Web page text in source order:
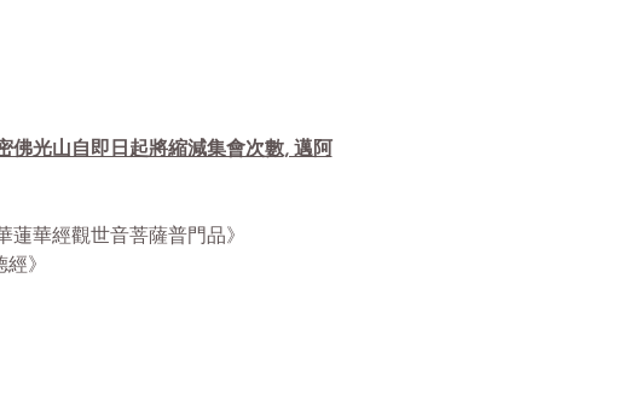
佛光山自即日起將縮減集會次數, 邁阿
華經觀世音菩薩普門品》
》